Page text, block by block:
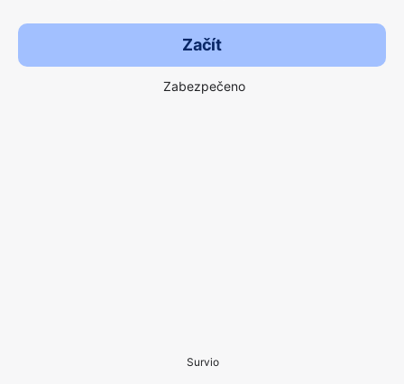
Začít
Zabezpečeno
Survio